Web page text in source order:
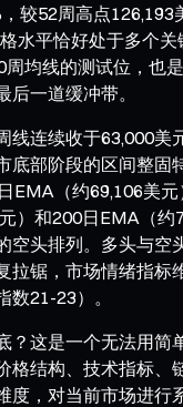
较52周高点126,193
水平恰好处于多个
均线的测试位，也
后一道缓冲带。
线连续收于63,000美
底部阶段的区间整固
EMA（约69,106美元
）和200日EMA（约
空头排列。多头与空
拉锯，市场情绪指标
数21-23）。
？这是一个无法用简
格结构、技术指标、
度，对当前市场进行